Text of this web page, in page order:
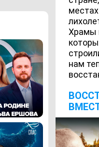
Храмы
нам